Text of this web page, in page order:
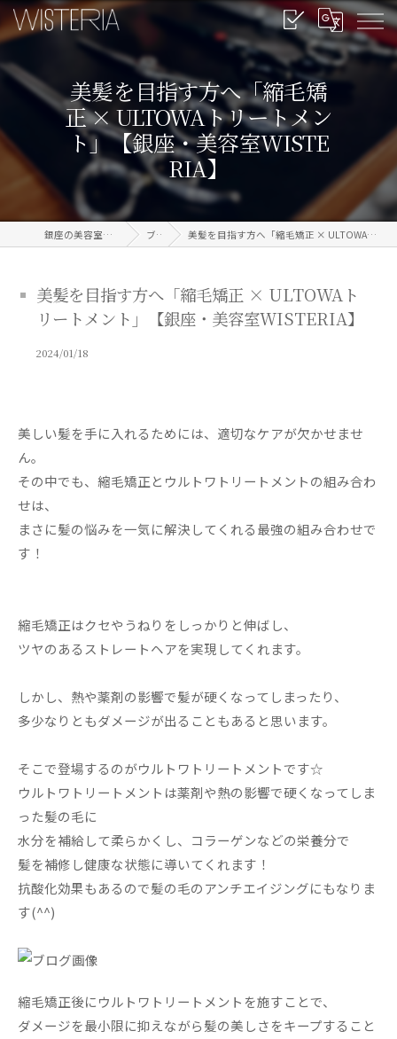
美髪を目指す方へ「縮毛矯
正 × ULTOWAトリートメン
ト」【銀座・美容室WISTE
RIA】
銀座の美容室なら信頼のWISTERIA ブログ 美髪を目指す方へ「縮毛矯正 × ULTOWAトリートメント」【銀座・美容室WISTERIA】
美髪を目指す方へ「縮毛矯正 × ULTOWAト
リートメント」【銀座・美容室WISTERIA】
2024/01/18
美しい髪を手に入れるためには、適切なケアが欠かせませ
ん。
その中でも、縮毛矯正とウルトワトリートメントの組み合わ
せは、
まさに髪の悩みを一気に解決してくれる最強の組み合わせで
す！
縮毛矯正はクセやうねりをしっかりと伸ばし、
ツヤのあるストレートヘアを実現してくれます。
しかし、熱や薬剤の影響で髪が硬くなってしまったり、
多少なりともダメージが出ることもあると思います。
そこで登場するのがウルトワトリートメントです☆
ウルトワトリートメントは薬剤や熱の影響で硬くなってしま
った髪の毛に
水分を補給して柔らかくし、コラーゲンなどの栄養分で
髪を補修し健康な状態に導いてくれます！
抗酸化効果もあるので髪の毛のアンチエイジングにもなりま
す(^^)
縮毛矯正後にウルトワトリートメントを施すことで、
ダメージを最小限に抑えながら髪の美しさをキープすること